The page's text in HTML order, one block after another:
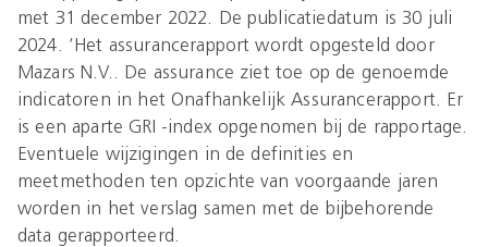
met 31 december 2022. De publicatiedatum is 30 juli
2024. ’Het assurancerapport wordt opgesteld door
Mazars N.V.. De assurance ziet toe op de genoemde
indicatoren in het Onafhankelijk Assurancerapport. Er
is een aparte GRI -index opgenomen bij de rapportage.
Eventuele wijzigingen in de definities en
meetmethoden ten opzichte van voorgaande jaren
worden in het verslag samen met de bijbehorende
data gerapporteerd.